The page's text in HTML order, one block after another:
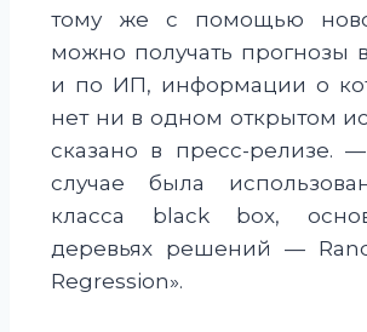
тому же с помощью
можно получать прогнозы
и по ИП, информации о
нет ни в одном открытом
сказано в пресс-релизе.
случае была
класса black box,
деревьях решений —
Regression».